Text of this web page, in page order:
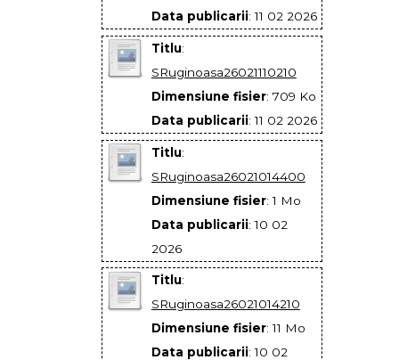
Data publicarii: 11 02 2026
Titlu:
SRuginoasa26021110210
Dimensiune fisier: 709 Ko
Data publicarii: 11 02 2026
Titlu:
SRuginoasa26021014400
Dimensiune fisier: 1 Mo
Data publicarii: 10 02
2026
Titlu:
SRuginoasa26021014210
Dimensiune fisier: 11 Mo
Data publicarii: 10 02